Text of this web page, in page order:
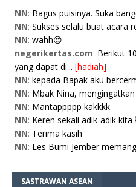
NN: Bagus puisinya. Suka
NN: Sukses selalu buat acara
NN: wahh😍
negerikertas.com: Berikut
yang dapat di... [hadiah]
NN: kepada Bapak aku
NN: Mbak Nina,
NN: Mantappppp kakkkk
NN: Keren sekali adik-adik kita
NN: Terima kasih
NN: Les Bumi Jember
SASTRAWAN ASEAN